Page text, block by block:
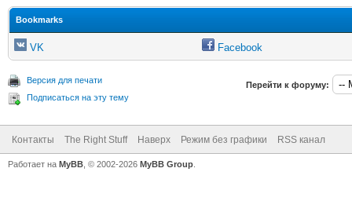
Bookmarks
VK Facebook
Версия для печати
Подписаться на эту тему
Перейти к форуму:
Контакты The Right Stuff Наверх Режим без графики RSS канал
Работает на MyBB , © 2002-2026 MyBB Group